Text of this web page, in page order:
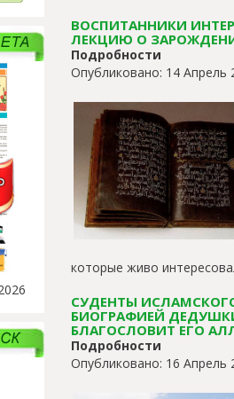
ВОСПИТАННИКИ
ЛЕКЦИЮ О
Подробности
Опубликовано: 14 Апрель
которые живо
СУДЕНТЫ
БИОГРАФИЕЙ
БЛАГОСЛОВИТ ЕГО
Подробности
Опубликовано: 16 Апрель